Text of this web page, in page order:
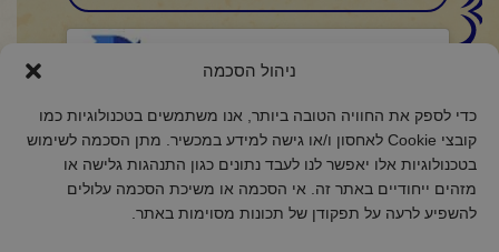
ניהול הסכמה
כדי לספק את החוויה הטובה ביותר, אנו משתמשים בטכנולוגיות כמו
קובצי Cookie לאחסון ו/או גישה למידע במכשיר. מתן הסכמה לשימוש
בטכנולוגיות אלו יאפשר לנו לעבד נתונים כגון התנהגות גלישה או
מזהים ייחודיים באתר זה. אי הסכמה או משיכת הסכמה עלולים
להשפיע לרעה על תפקודן של תכונות מסוימות באתר.
Click to accept reCaptcha validation.
הסכמה (חובה)
אני מאשר/ת כי קראתי והבנתי את